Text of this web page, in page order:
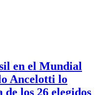
en el Mundial
Ancelotti lo
los 26 elegidos